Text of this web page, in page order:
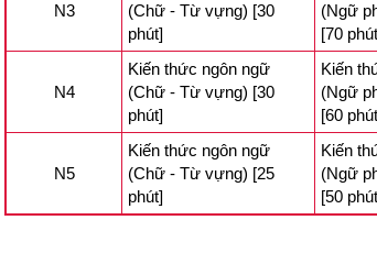
N3
(Chữ - Từ vựng) [30
phút]
(Ngữ
[70
N4
Kiến thức ngôn ngữ
(Chữ - Từ vựng) [30
phút]
Kiến
(Ngữ
[60
N5
Kiến thức ngôn ngữ
(Chữ - Từ vựng) [25
phút]
Kiến
(Ngữ
[50